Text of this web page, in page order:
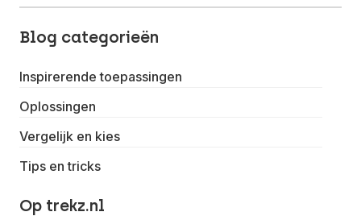
Blog categorieën
Inspirerende toepassingen
Oplossingen
Vergelijk en kies
Tips en tricks
Op trekz.nl